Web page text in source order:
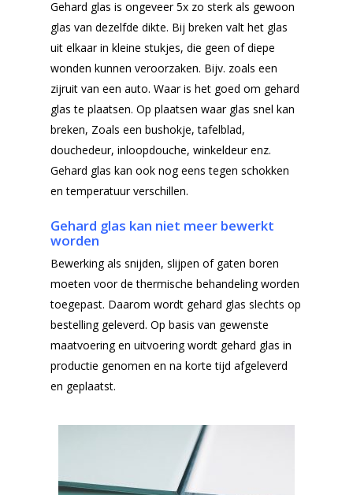
Gehard glas is ongeveer 5x zo sterk als gewoon
glas van dezelfde dikte. Bij breken valt het glas
uit elkaar in kleine stukjes, die geen of diepe
wonden kunnen veroorzaken. Bijv. zoals een
zijruit van een auto. Waar is het goed om gehard
glas te plaatsen. Op plaatsen waar glas snel kan
breken, Zoals een bushokje, tafelblad,
douchedeur, inloopdouche, winkeldeur enz.
Gehard glas kan ook nog eens tegen schokken
en temperatuur verschillen.
Gehard glas kan niet meer bewerkt
worden
Bewerking als snijden, slijpen of gaten boren
moeten voor de thermische behandeling worden
toegepast. Daarom wordt gehard glas slechts op
bestelling geleverd. Op basis van gewenste
maatvoering en uitvoering wordt gehard glas in
productie genomen en na korte tijd afgeleverd
en geplaatst.
Home
Ventilatieroosters
Gelaagd glas
Gehard glas
Enkelglas
Subsidie glas
Projecten
Algemene